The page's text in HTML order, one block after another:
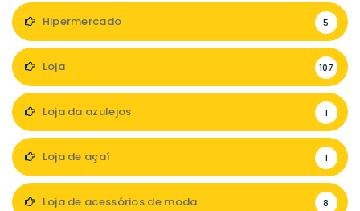
Hipermercado 5
Loja 107
Loja da azulejos 1
Loja de açaí 1
Loja de acessórios de moda 8